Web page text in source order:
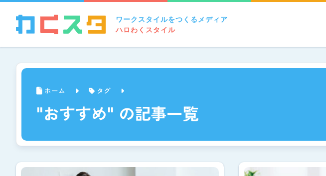
ワークスタイルをつくるメディア
ハロわくスタイル
ホーム タグ
"おすすめ" の記事一覧